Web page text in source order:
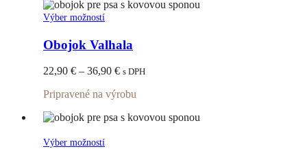
stránke
produktu.
Výber možnostíTento
má
viacero
variantov.
Možnosti
si
môžete
vybrať
na
stránke
Obojok Valhala
22,90 € – 36,90 €Price
22,90 €
36,90 €
s DPH
Pripravené na výrobu
Výber možnostíTento